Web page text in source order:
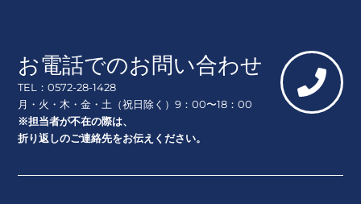
お電話でのお問い合わせ
TEL：0572-28-1428
月・火・木・金・土（祝日除く）9：00〜18：00
※担当者が不在の際は、
折り返しのご連絡先をお伝えください。